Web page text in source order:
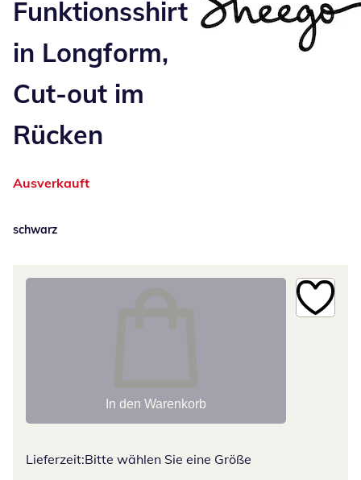
Funktionsshirt
in Longform,
Cut-out im
Rücken
Ausverkauft
schwarz
In den Warenkorb
Lieferzeit:Bitte wählen Sie eine Größe